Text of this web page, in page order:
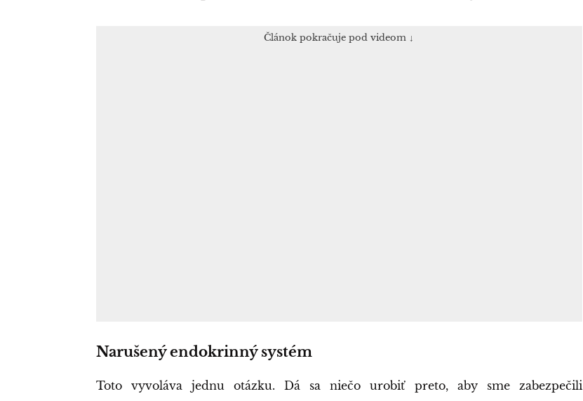
Článok pokračuje pod videom ↓
Narušený endokrinný systém
Toto vyvoláva jednu otázku. Dá sa niečo urobiť preto, aby sme zabezpečili